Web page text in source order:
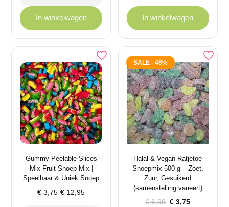
€ 12,95
In winkelwagen
€ 6,99.
€ 3,75.
In winkelwagen
Gummy Peelable Slices
Mix Fruit Snoep Mix |
Speelbaar & Uniek Snoep
€ 3,75-€ 12,95
Prijsklasse:
SALE - 46%
Halal & Vegan Ratjetoe
Snoepmix 500 g – Zoet,
Zuur, Gesuikerd
(samenstelling varieert)
€6,99
Oorspronkelijke
€ 3,75
Huidige